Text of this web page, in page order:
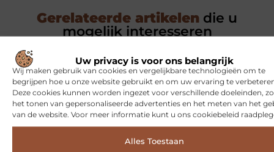
Uw privacy is voor ons belangrijk
Wij maken gebruik van cookies en vergelijkbare technologieën om te
begrijpen hoe u onze website gebruikt en om uw ervaring te
Deze cookies kunnen worden ingezet voor verschillende doeleinden,
het tonen van gepersonaliseerde advertenties en het meten van het
van de website. Voor meer informatie kunt u ons cookiebeleid
Alles Toestaan
Gerelateerde artikelen die u
mogelijk interesseren
SPORT